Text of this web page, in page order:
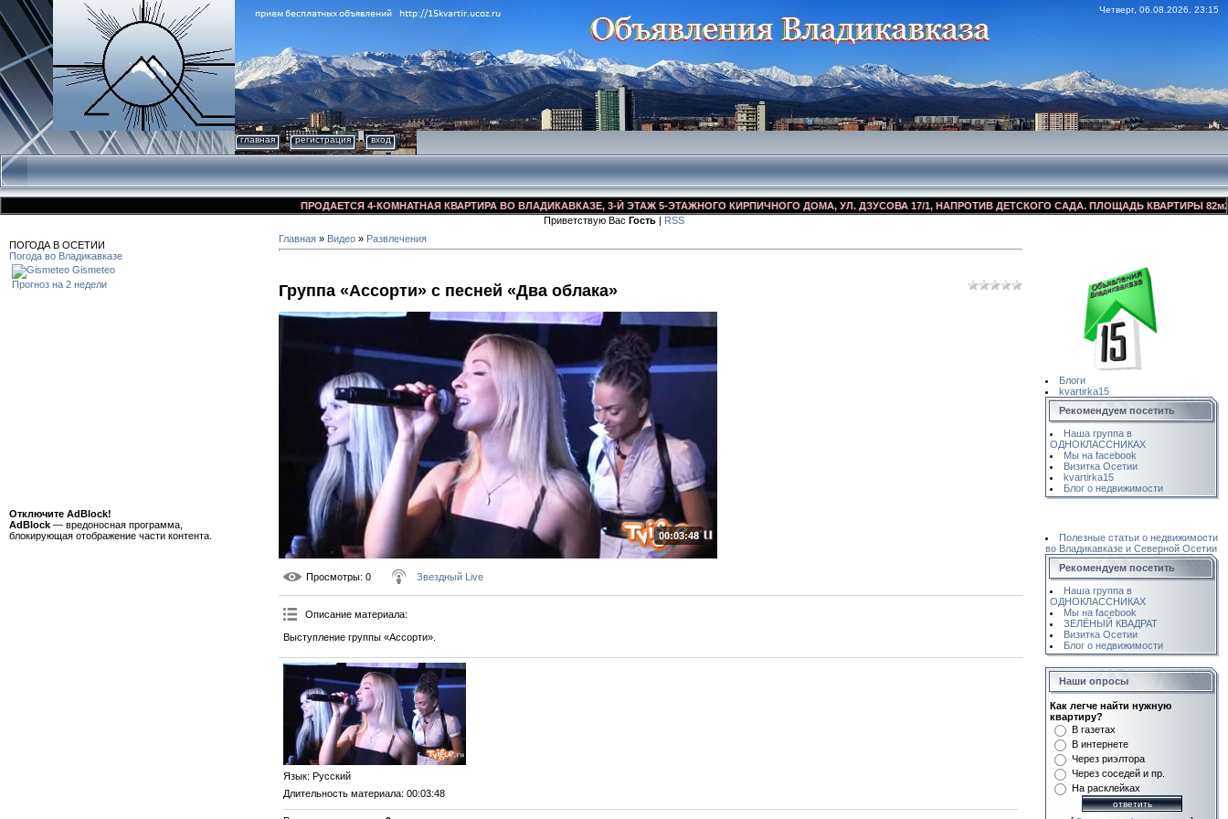
Четверг, 06.08.2026, 23:15
главная регистрация вход
ПРОДАЕТСЯ 4-КОМНАТНАЯ КВАРТИРА ВО ВЛАДИКАВКАЗЕ, 3-Й ЭТАЖ 5-ЭТАЖНОГО КИРПИЧНОГО ДОМА, УЛ. ДЗУСОВА 17/1, НАПРОТИВ ДЕТСКОГО САДА. ПЛОЩАДЬ КВАРТИРЫ 82м2,
Приветствую Вас Гость | RSS
ПОГОДА В ОСЕТИИ
Погода во Владикавказе
Gismeteo
Прогноз на 2 недели
Отключите AdBlock!
AdBlock — вредоносная программа,
блокирующая отображение части контента.
Главная » Видео » Развлечения
Группа «Ассорти» с песней «Два облака»
00:03:48
Просмотры: 0 Звездный Live
Описание материала:
Выступление группы «Ассорти».
Язык: Русский
Длительность материала: 00:03:48
Блоги
kvartirka15
Рекомендуем посетить
Наша группа в
ОДНОКЛАССНИКАХ
Мы на facebook
Визитка Осетии
kvartirka15
Блог о недвижимости
Полезные статьи о недвижимости
во Владикавказе и Северной Осетии
Рекомендуем посетить
Наша группа в
ОДНОКЛАССНИКАХ
Мы на facebook
ЗЕЛЁНЫЙ КВАДРАТ
Визитка Осетии
Блог о недвижимости
Наши опросы
Как легче найти нужную
квартиру?
В газетах
В интернете
Через риэлтора
Через соседей и пр.
На расклейках